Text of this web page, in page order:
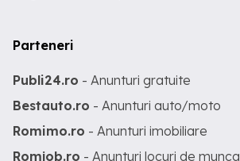
Parteneri
Publi24.ro - Anunturi gratuite
Bestauto.ro - Anunturi auto/moto
Romimo.ro - Anunturi imobiliare
Romjob.ro - Anunturi locuri de munca